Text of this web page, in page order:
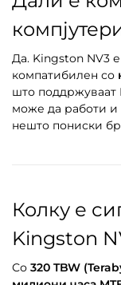
Да. Kingston NV3 е
компатибилен со
што поддржуваат
може да работи и
нешто пониски
Колку е
Kingston
Со 320 TBW